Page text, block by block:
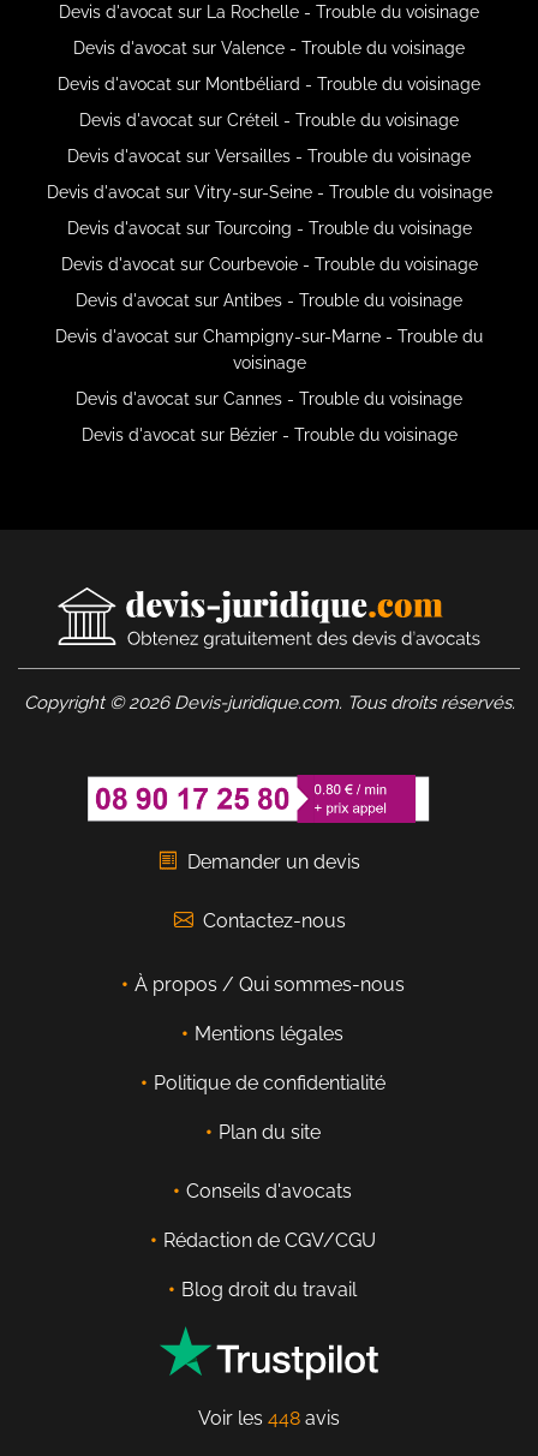
Devis d'avocat sur La Rochelle - Trouble du voisinage
Devis d'avocat sur Valence - Trouble du voisinage
Devis d'avocat sur Montbéliard - Trouble du voisinage
Devis d'avocat sur Créteil - Trouble du voisinage
Devis d'avocat sur Versailles - Trouble du voisinage
Devis d'avocat sur Vitry-sur-Seine - Trouble du voisinage
Devis d'avocat sur Tourcoing - Trouble du voisinage
Devis d'avocat sur Courbevoie - Trouble du voisinage
Devis d'avocat sur Antibes - Trouble du voisinage
Devis d'avocat sur Champigny-sur-Marne - Trouble du
voisinage
Devis d'avocat sur Cannes - Trouble du voisinage
Devis d'avocat sur Bézier - Trouble du voisinage
Copyright © 2026 Devis-juridique.com. Tous droits réservés.
Demander un devis
Contactez-nous
À propos / Qui sommes-nous
Mentions légales
Politique de confidentialité
Plan du site
Conseils d'avocats
Rédaction de CGV/CGU
Blog droit du travail
Voir les 448 avis